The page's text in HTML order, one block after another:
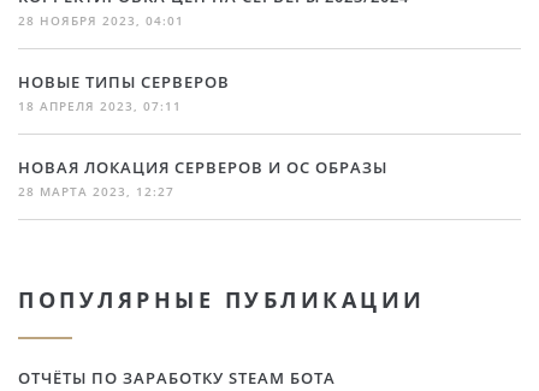
28 НОЯБРЯ 2023, 04:01
НОВЫЕ ТИПЫ СЕРВЕРОВ
18 АПРЕЛЯ 2023, 07:11
НОВАЯ ЛОКАЦИЯ СЕРВЕРОВ И ОС ОБРАЗЫ
28 МАРТА 2023, 12:27
ПОПУЛЯРНЫЕ ПУБЛИКАЦИИ
ОТЧЁТЫ ПО ЗАРАБОТКУ STEAM БОТА